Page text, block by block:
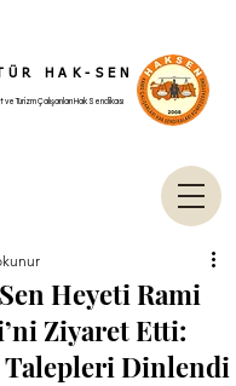
ve Turizm Çalışanları Hak Sendikası
HAK-SEN
Heyeti Rami
Ziyaret Etti:
Talepleri Dinlendi